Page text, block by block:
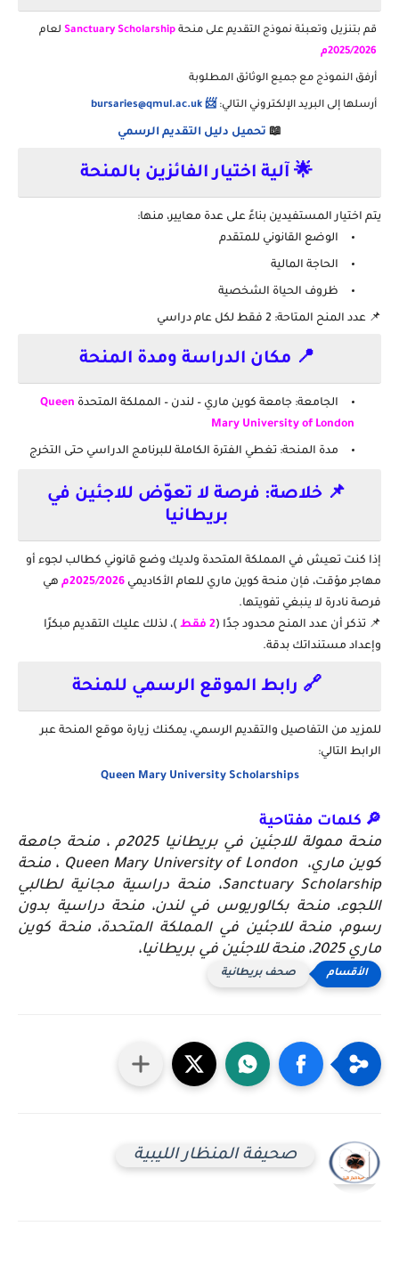
قم بتنزيل وتعبئة نموذج التقديم على منحة
لعام
2025/2026م
أرفق النموذج مع جميع الوثائق المطلوبة
أرسلها إلى البريد الإلكتروني التالي: 📨 bursaries@qmul.ac.uk
📖 تحميل دليل التقديم الرسمي
🌟 آلية اختيار الفائزين بالمنحة
يتم اختيار المستفيدين بناءً على عدة معايير، منها:
الوضع القانوني للمتقدم
الحاجة المالية
ظروف الحياة الشخصية
📌 عدد المنح المتاحة: 2 فقط لكل عام دراسي
📍 مكان الدراسة ومدة المنحة
الجامعة: جامعة كوين ماري – لندن – المملكة المتحدة Queen
Mary University of London
مدة المنحة: تغطي الفترة الكاملة للبرنامج الدراسي حتى التخرج
📌 خلاصة: فرصة لا تعوّض للاجئين في
بريطانيا
إذا كنت تعيش في المملكة المتحدة ولديك وضع قانوني كطالب لجوء أو
مهاجر مؤقت، فإن منحة كوين ماري للعام الأكاديمي 2025/2026م
هي
فرصة نادرة لا ينبغي تفويتها.
📌 تذكر أن عدد المنح محدود جدًا (2 فقط
)، لذلك عليك التقديم مبكرًا
وإعداد مستنداتك بدقة.
🔗 رابط الموقع الرسمي للمنحة
للمزيد من التفاصيل والتقديم الرسمي، يمكنك زيارة موقع المنحة عبر
الرابط التالي:
Queen Mary University Scholarships
🔎 كلمات مفتاحية
منحة ممولة للاجئين في بريطانيا 2025م ،
منحة جامعة
كوين ماري،
Queen Mary University of London ،
منحة
Sanctuary Scholarship،
منحة دراسية مجانية لطالبي
اللجوء، منحة بكالوريوس في لندن،منحة دراسية بدون
رسوم، منحة للاجئين في المملكة المتحدة،منحة كوين
ماري 2025،
منحة للاجئين في بريطانيا،
صحف بريطانية
صحيفة المنظار الليبية